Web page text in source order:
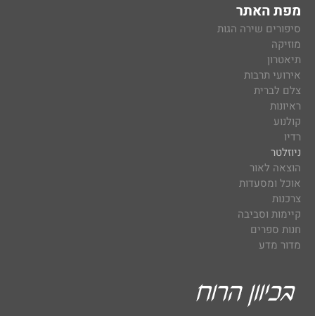
מפת האתר
סיפורים שירה הגות
מוזיקה
תיאטרון
אירועי תרבות
צלם לברית
ראיונות
קולנוע
רדיו
ניוזלטר
הוצאה לאור
אוכל ומסעדות
צרכנות
קיימות וסביבה
חנות ספרים
מדור מדע